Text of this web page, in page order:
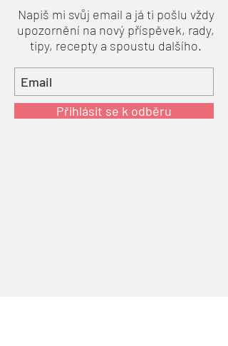
Napiš mi svůj email a já ti pošlu vždy
upozornění na nový příspěvek, rady,
tipy, recepty a spoustu dalšího.
Přihlásit se k odběru